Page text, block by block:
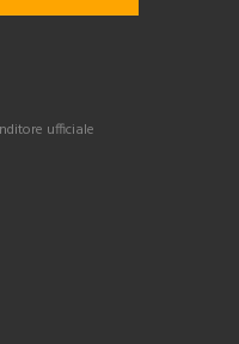
ufficiale